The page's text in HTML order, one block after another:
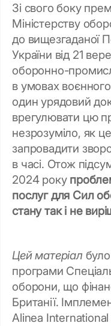
Зі свого боку
Міністерству
до вищезгаданої
України від 21
оборонно-
в умовах
один урядовий
врегулювати цю
незрозуміло, як
запровадити
в часі. Отож
2024 року
послуг для Сил
стану так і не
Цей матеріал
програми
оборони, що
Британії.
Alinea